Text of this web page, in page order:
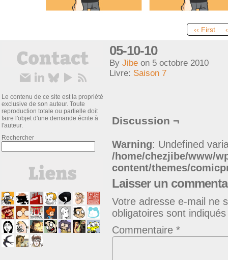
‹‹ First
Le contenu de ce site est la propriété
exclusive de son auteur. Toute
reproduction totale ou partielle doit
faire l'objet d'une demande écrite à
l'auteur.
Rechercher
05-10-10
By Jibe on 5 octobre 2010
Livre: Saison 7
Discussion ¬
Warning: Undefined
/home/chezjibe/www/
content/themes/
Laisser un
Votre adresse e-mail ne
obligatoires sont
Commentaire *